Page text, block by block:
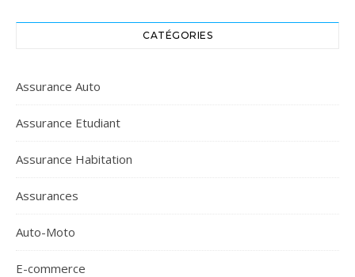
CATÉGORIES
Assurance Auto
Assurance Etudiant
Assurance Habitation
Assurances
Auto-Moto
E-commerce